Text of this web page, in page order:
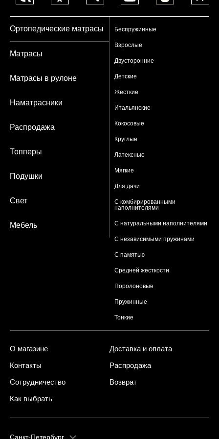
Ортопедические матрасы Беспружинные
Взрослые
Двусторонние
Детские
Жесткие
Итальянские
Кокосовые
Круглые
Латексные
Мягкие
Для дачи
С комбирированными
наполнителями
С натуральными наполнителями
С независимыми пружинами
С памятью
Средней жесткости
Поролоновые
Пружинные
Тонкие
Матрасы
Матрасы в рулоне
Наматрасники
Распродажа
Топперы
Подушки
Свет
Мебель
О магазине
Доставка и оплата
Контакты
Распродажа
Сотрудничество
Возврат
Как выбрать
Санкт-Петербург